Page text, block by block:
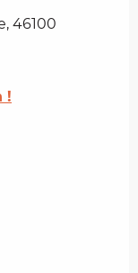
46100
!